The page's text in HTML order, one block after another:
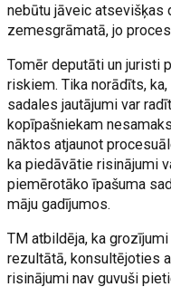
nebūtu jāveic atsevišķas
zemesgrāmatā, jo
Tomēr deputāti un juristi
riskiem. Tika norādīts,
sadales jautājumi var
kopīpašniekam
nāktos atjaunot
ka piedāvātie risinājumi
piemērotāko īpašuma
māju gadījumos.
TM atbildēja, ka
rezultātā, konsultējoties
risinājumi nav guvuši